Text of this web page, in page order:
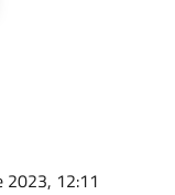
2023, 12:11